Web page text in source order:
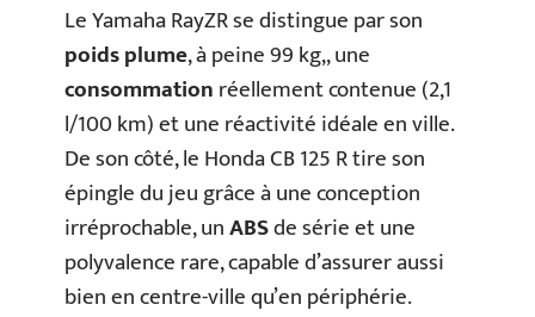
Le Yamaha RayZR se distingue par son
poids plume, à peine 99 kg,, une
consommationréellement contenue (2,1
l/100 km) et une réactivité idéale en ville.
De son côté, le Honda CB 125 R tire son
épingle du jeu grâce à une conception
irréprochable, unABSde série et une
polyvalence rare, capable d’assurer aussi
bien en centre-ville qu’en périphérie.